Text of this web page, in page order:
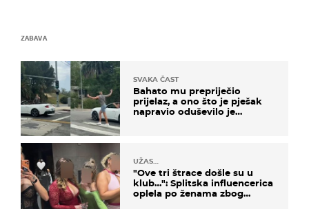
ZABAVA
SVAKA ČAST
Bahato mu prepriječio
prijelaz, a ono što je pješak
napravio oduševilo je
UŽAS…
"Ove tri štrace došle su u
klub…": Splitska influencerica
oplela po ženama zbog